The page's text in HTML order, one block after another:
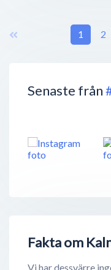
Senaste från
Fakta om
Vi har dessvärre
1 2